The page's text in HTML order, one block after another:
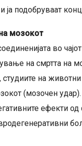
подобруваат
мозокот
во
на смртта на
на
(мозочен удар).
ефекти